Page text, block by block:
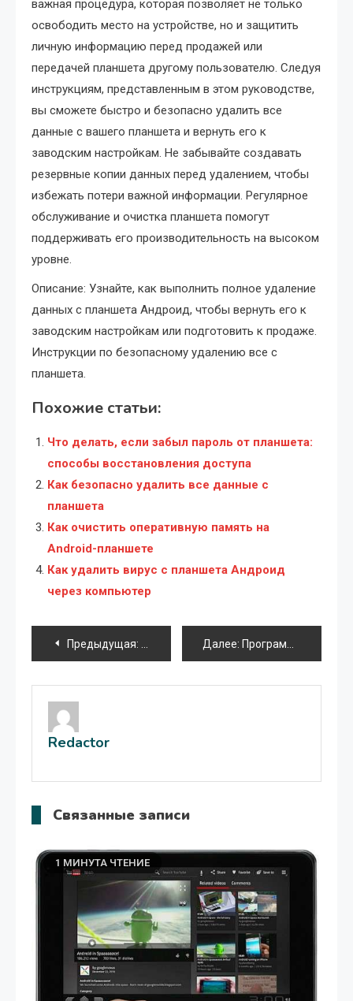
важная процедура, которая позволяет не только
освободить место на устройстве, но и защитить
личную информацию перед продажей или
передачей планшета другому пользователю. Следуя
инструкциям, представленным в этом руководстве,
вы сможете быстро и безопасно удалить все
данные с вашего планшета и вернуть его к
заводским настройкам. Не забывайте создавать
резервные копии данных перед удалением, чтобы
избежать потери важной информации. Регулярное
обслуживание и очистка планшета помогут
поддерживать его производительность на высоком
уровне.
Описание: Узнайте, как выполнить полное удаление
данных с планшета Андроид, чтобы вернуть его к
заводским настройкам или подготовить к продаже.
Инструкции по безопасному удалению все с
планшета.
Похожие статьи:
Что делать, если забыл пароль от планшета:
способы восстановления доступа
Как безопасно удалить все данные с
планшета
Как очистить оперативную память на
Android-планшете
Как удалить вирус с планшета Андроид
через компьютер
Навигация
по
записям
Предыдущая: Разгон Intel Pentium E2180: Подробное
Далее: Программы‚ которые необходимо установить на новый ноутбук
Redactor
Связанные записи
1 МИНУТА ЧТЕНИЕ